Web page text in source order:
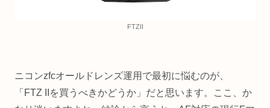
FTZII
ニコンzfcオールドレンズ運用で最初に悩むのが、
「FTZ IIを買うべきかどうか」だと思います。ここ、か